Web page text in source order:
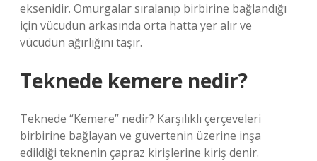
eksenidir. Omurgalar sıralanıp birbirine bağlandığı
için vücudun arkasında orta hatta yer alır ve
vücudun ağırlığını taşır.
Teknede kemere nedir?
Teknede “Kemere” nedir? Karşılıklı çerçeveleri
birbirine bağlayan ve güvertenin üzerine inşa
edildiği teknenin çapraz kirişlerine kiriş denir.